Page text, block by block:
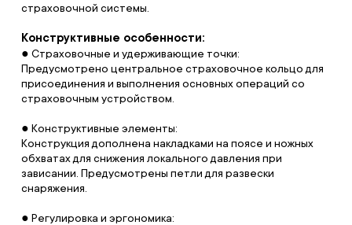
страховочной системы.
Конструктивные особенности:
● Страховочные и удерживающие точки:
Предусмотрено центральное страховочное кольцо для
присоединения и выполнения основных операций со
страховочным устройством.
● Конструктивные элементы:
Конструкция дополнена накладками на поясе и ножных
обхватах для снижения локального давления при
зависании. Предусмотрены петли для развески
снаряжения.
● Регулировка и эргономика: